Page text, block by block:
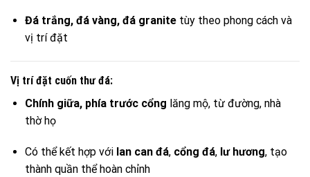
Đá trắng, đá vàng, đá granitetùy theo phong cách và
vị trí đặt
Vị trí đặt cuốn thư đá:
Chính giữa, phía trước cổng lăng mộ, từ đường, nhà
thờ họ
Có thể kết hợp với lan can đá, cổng đá, lư hương, tạo
thành quần thể hoàn chỉnh